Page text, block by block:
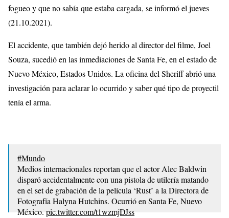
fogueo y que no sabía que estaba cargada, se informó el jueves
(21.10.2021).
El accidente, que también dejó herido al director del filme, Joel
Souza, sucedió en las inmediaciones de Santa Fe, en el estado de
Nuevo México, Estados Unidos. La oficina del Sheriff abrió una
investigación para aclarar lo ocurrido y saber qué tipo de proyectil
tenía el arma.
#Mundo
Medios internacionales reportan que el actor Alec Baldwin
disparó accidentalmente con una pistola de utilería matando
en el set de grabación de la película ‘Rust’ a la Directora de
Fotografía Halyna Hutchins. Ocurrió en Santa Fe, Nuevo
México. pic.twitter.com/t1wzmjDJss